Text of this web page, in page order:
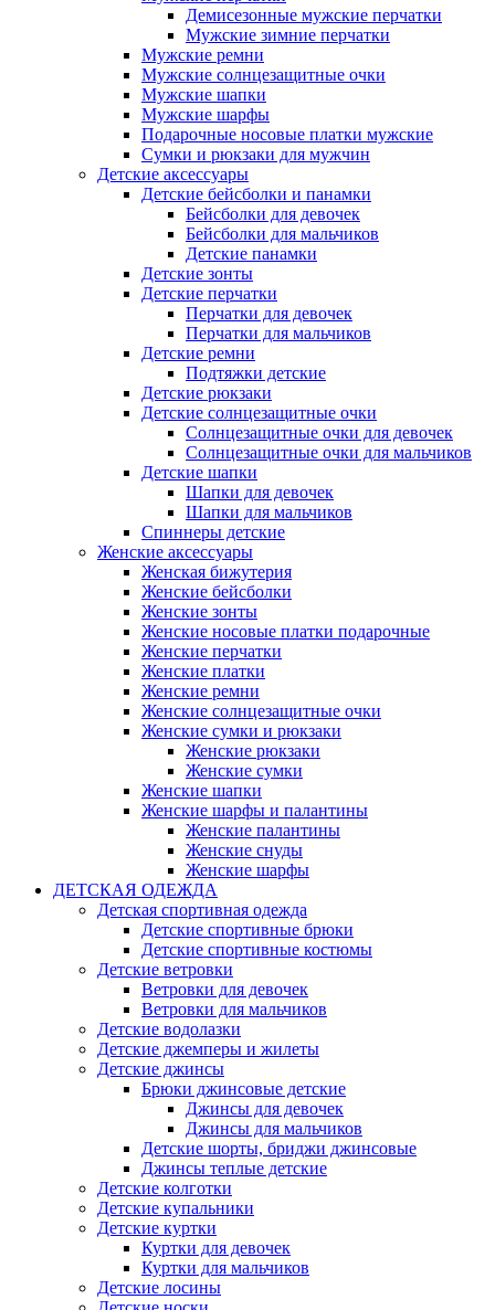
Демисезонные мужские перчатки
Мужские зимние перчатки
Мужские ремни
Мужские солнцезащитные очки
Мужские шапки
Мужские шарфы
Подарочные носовые платки мужские
Сумки и рюкзаки для мужчин
Детские аксессуары
Детские бейсболки и панамки
Бейсболки для девочек
Бейсболки для мальчиков
Детские панамки
Детские зонты
Детские перчатки
Перчатки для девочек
Перчатки для мальчиков
Детские ремни
Подтяжки детские
Детские рюкзаки
Детские солнцезащитные очки
Солнцезащитные очки для девочек
Солнцезащитные очки для мальчиков
Детские шапки
Шапки для девочек
Шапки для мальчиков
Спиннеры детские
Женские аксессуары
Женская бижутерия
Женские бейсболки
Женские зонты
Женские носовые платки подарочные
Женские перчатки
Женские платки
Женские ремни
Женские солнцезащитные очки
Женские сумки и рюкзаки
Женские рюкзаки
Женские сумки
Женские шапки
Женские шарфы и палантины
Женские палантины
Женские снуды
Женские шарфы
ДЕТСКАЯ ОДЕЖДА
Детская спортивная одежда
Детские спортивные брюки
Детские спортивные костюмы
Детские ветровки
Ветровки для девочек
Ветровки для мальчиков
Детские водолазки
Детские джемперы и жилеты
Детские джинсы
Брюки джинсовые детские
Джинсы для девочек
Джинсы для мальчиков
Детские шорты, бриджи джинсовые
Джинсы теплые детские
Детские колготки
Детские купальники
Детские куртки
Куртки для девочек
Куртки для мальчиков
Детские лосины